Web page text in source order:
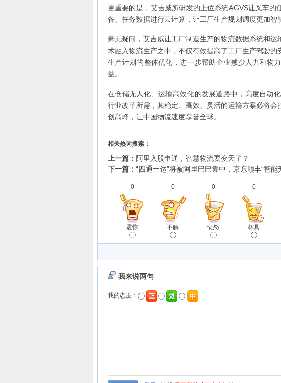
更重要的是，艾吉威所研发的上位系统AGVS让叉车
备、任务数据进行云计算，让工厂生产规划调度更加智
毫无疑问，艾吉威让工厂制造生产的物流数据系统和
术融入物流生产之中，不仅有效提高了工厂生产驾驶
生产计划的整体优化，进一步帮助企业减少人力和物
益。
在仓储无人化、运输高效化的发展道路中，高度自动
行业改革所需，其稳定、高效、灵活的运输方案必将
创高峰，让中国物流速度享誉全球。
相关热词搜索：
上一篇： 阿里入股申通，智慧物流要变天了？
下一篇： “四通一达”将被阿里巴巴囊中，京东顺丰“智能
0
震惊
0
不解
0
愤怒
0
杯具